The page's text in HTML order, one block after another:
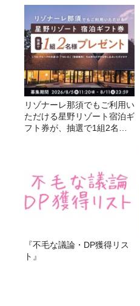
リゾナーレ那須でもご利用い
ただける星野リゾート宿泊ギ
フト券が、抽選で1組2名様
『不毛な議論・DP獲得リス
ト』